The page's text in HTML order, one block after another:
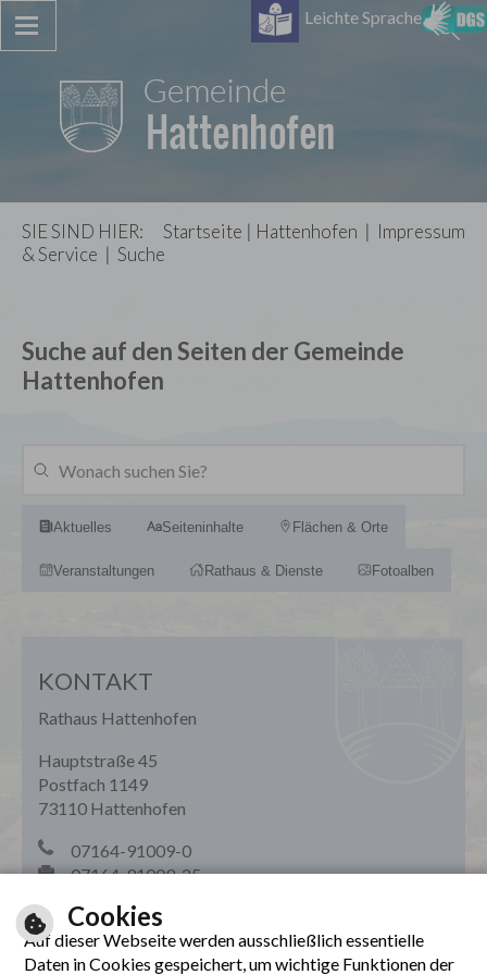
Leichte Sprache
SIE SIND HIER: Startseite | Hattenhofen | Impressum
& Service | Suche
Suche auf den Seiten der Gemeinde
Hattenhofen
Aktuelles Seiteninhalte Flächen & Orte
Veranstaltungen Rathaus & Dienste Fotoalben
KONTAKT
Rathaus Hattenhofen
Hauptstraße 45
Postfach 1149
73110 Hattenhofen
07164-91009-0
07164-91009-25
Cookies
Auf dieser Webseite werden ausschließlich essentielle
Daten in Cookies gespeichert, um wichtige Funktionen der